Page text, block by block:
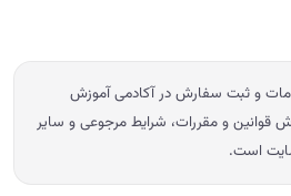
و ثبت سفارش در آکادمی آموزش
قوانین و مقررات، شرایط مرجوعی و سایر
است.